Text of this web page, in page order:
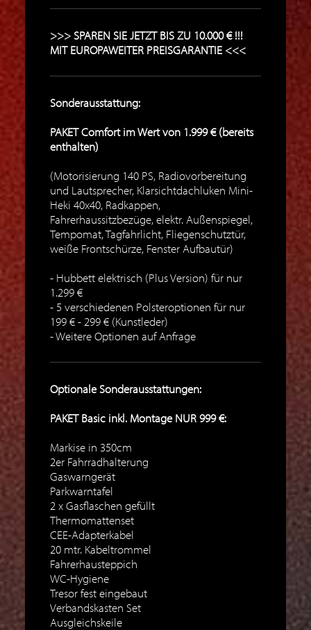
>>> SPAREN SIE JETZT BIS ZU 10.000 € !!!
MIT EUROPAWEITER PREISGARANTIE <<<
Sonderausstattung:
PAKET Comfort im Wert von 1.999 € (bereits
enthalten)
(Motorisierung 140 PS, Radiovorbereitung
und Lautsprecher, Klarsichtdachluken Mini-
Heki 40x40, Radkappen,
Fahrerhaussitzbezüge, elektr. Außenspiegel,
Tempomat, Tagfahrlicht, Fliegenschutztür,
weiße Frontschürze, Fenster Aufbautür)
Hubbett elektrisch (Plus Version) für nur
1.299 €
5 verschiedenen Polsteroptionen für nur
199 € - 299 € (Kunstleder)
Weitere Optionen auf Anfrage
Optionale Sonderausstattungen:
PAKET Basic inkl. Montage NUR 999 €:
Markise in 350cm
2er Fahrradhalterung
Gaswarngerät
Parkwarntafel
2 x Gasflaschen gefüllt
Thermomattenset
CEE-Adapterkabel
20 mtr. Kabeltrommel
Fahrerhausteppich
WC-Hygiene
Tresor fest eingebaut
Verbandskasten Set
Ausgleichskeile